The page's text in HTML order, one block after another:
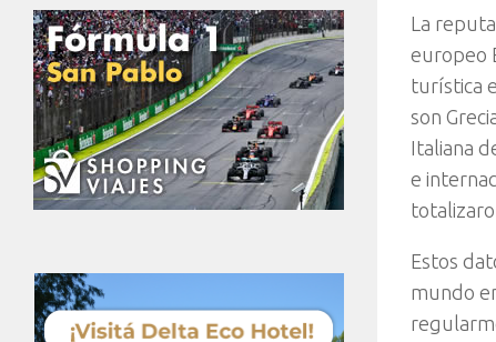
La
europeo
turística
son
Italiana
e
Estos
mundo